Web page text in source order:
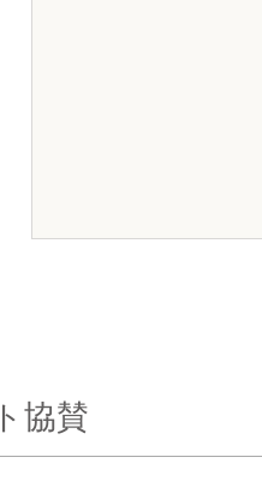
事務局のご紹介
協賛